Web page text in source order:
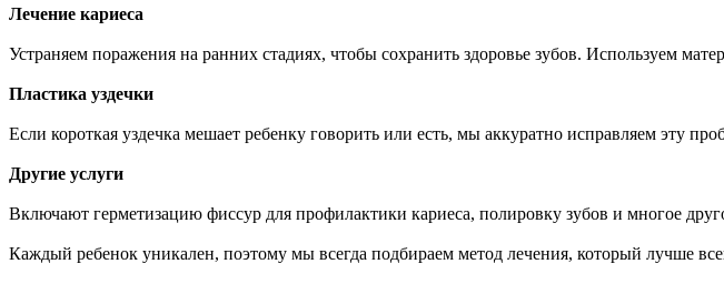
Лечение кариеса
Устраняем поражения на ранних стадиях, чтобы сохранить здоровье зубов. Используем
Пластика уздечки
Если короткая уздечка мешает ребенку говорить или есть, мы аккуратно исправляем эту
Другие услуги
Включают герметизацию фиссур для профилактики кариеса, полировку зубов и многое
Каждый ребенок уникален, поэтому мы всегда подбираем метод лечения, который лучше